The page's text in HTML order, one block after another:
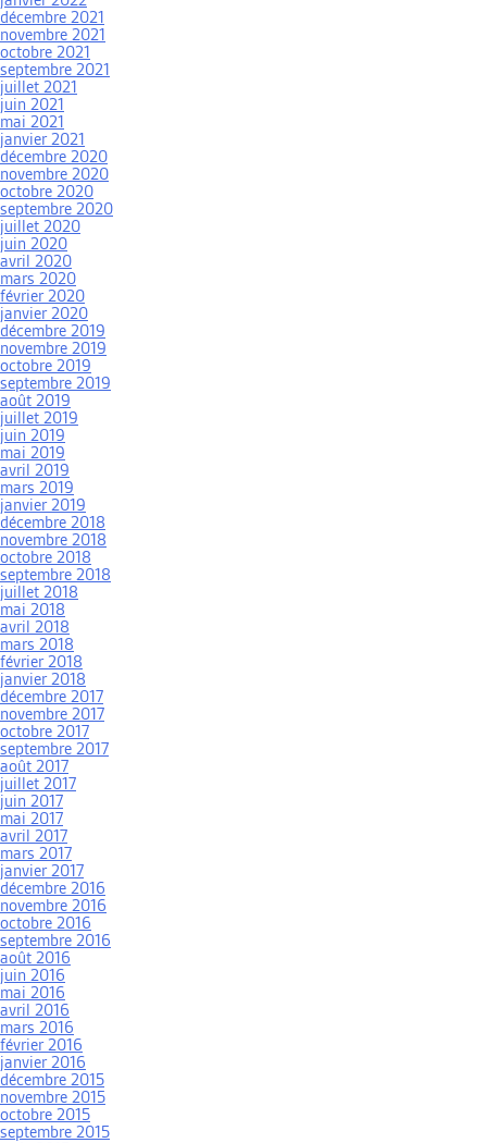
décembre 2021
novembre 2021
octobre 2021
septembre 2021
juillet 2021
juin 2021
mai 2021
janvier 2021
décembre 2020
novembre 2020
octobre 2020
septembre 2020
juillet 2020
juin 2020
avril 2020
mars 2020
février 2020
janvier 2020
décembre 2019
novembre 2019
octobre 2019
septembre 2019
août 2019
juillet 2019
juin 2019
mai 2019
avril 2019
mars 2019
janvier 2019
décembre 2018
novembre 2018
octobre 2018
septembre 2018
juillet 2018
mai 2018
avril 2018
mars 2018
février 2018
janvier 2018
décembre 2017
novembre 2017
octobre 2017
septembre 2017
août 2017
juillet 2017
juin 2017
mai 2017
avril 2017
mars 2017
janvier 2017
décembre 2016
novembre 2016
octobre 2016
septembre 2016
août 2016
juin 2016
mai 2016
avril 2016
mars 2016
février 2016
janvier 2016
décembre 2015
novembre 2015
octobre 2015
septembre 2015